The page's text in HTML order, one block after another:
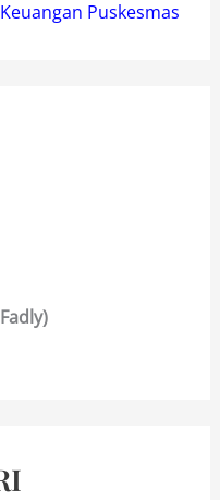
Puskesmas